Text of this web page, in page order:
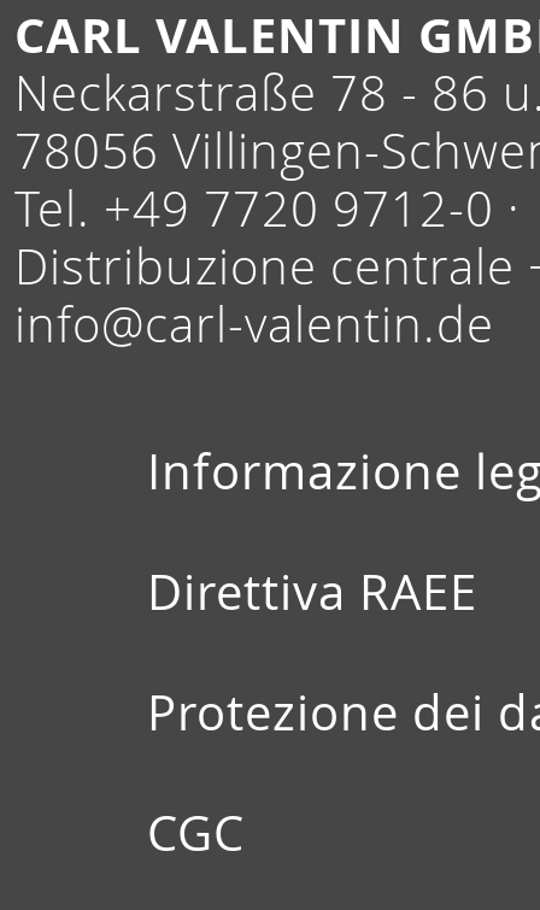
CARL VALENTIN
Neckarstraße 78 - 86
78056 Villingen-
Tel. +49 7720 9712-0 ·
Distribuzione centrale
info@carl-valentin.de
Informazione
Direttiva RAEE
Protezione dei
CGC